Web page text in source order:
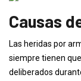
Causas
Las heridas por
siempre tienen
deliberados